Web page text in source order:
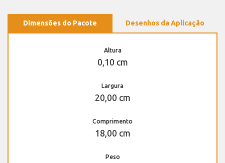
Dimensões do Pacote Desenhos da Aplicação
Altura
0,10 cm
Largura
20,00 cm
Comprimento
18,00 cm
Peso